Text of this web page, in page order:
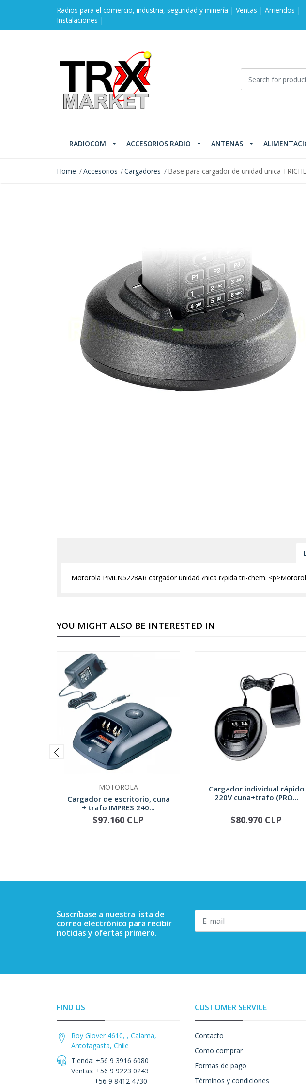
Radios para el comercio, industria, seguridad y minería | Ventas | Arriendos |
Instalaciones |
RADIOCOM ACCESORIOS RADIO ANTENAS
Home Accesorios Cargadores Base para cargador de unidad unica
Motorola PMLN5228AR cargador unidad ?nica r?pida tri-chem.
YOU MIGHT ALSO BE INTERESTED IN
MOTOROLA
Cargador de escritorio, cuna
+ trafo IMPRES 240...
+
$97.160 CLP
Cargador individual rápido
220V cuna+trafo (PRO...
+
$80.970 CLP
Suscríbase a nuestra lista de
correo electrónico para recibir
noticias y ofertas primero.
FIND US
Roy Glover 4610, , Calama,
Antofagasta, Chile
Tienda: +56 9 3916 6080
Ventas: +56 9 9223 0243
+56 9 8412 4730
CUSTOMER SERVICE
Contacto
Como comprar
Formas de pago
Términos y condiciones